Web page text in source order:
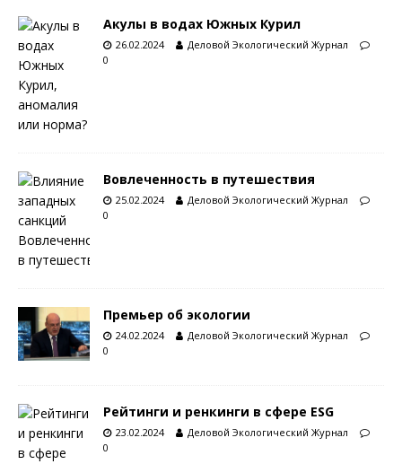
Акулы в водах Южных Курил
26.02.2024
Деловой Экологический Журнал
0
Вовлеченность в путешествия
25.02.2024
Деловой Экологический Журнал
0
Премьер об экологии
24.02.2024
Деловой Экологический Журнал
0
Рейтинги и ренкинги в сфере ESG
23.02.2024
Деловой Экологический Журнал
0